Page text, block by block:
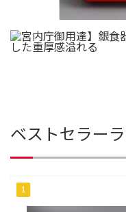
ベストセラー